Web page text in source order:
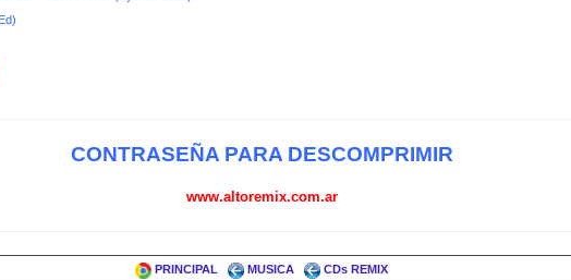
CONTRASEÑA PARA DESCOMPRIMIR
www.altoremix.com.ar
PRINCIPAL MUSICA CDs REMIX